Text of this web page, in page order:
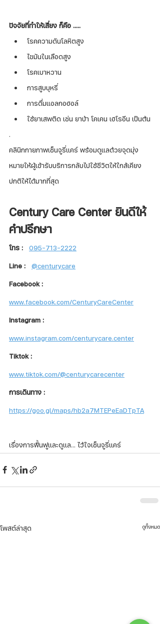
ปัจจัยที่ทำให้เสี่ยง ก็คือ …..
โรคความดันโลหิตสูง
ไขมันในเลือดสูง
โรคเบาหวาน
การสูบบุหรี่
การดื่มแอลกอฮอล์
ใช้ยาเสพติด เช่น ยาบ้า โคเคน เฮโรอีน เป็นต้น
.
คลินิกกายภาพเซ็นจูรี่แคร์ พร้อมดูแลด้วยจุดมุ่ง
หมายให้ผู้เข้ารับบริการกลับไปใช้ชีวิตให้ใกล้เคียง
ปกติให้ได้มากที่สุด
Century Care Center ยินดีให้
คำปรึกษา
โทร :
095-713-2222
Line :
@centurycare
Facebook :
www.facebook.com/CenturyCareCenter
Instagram :
www.instagram.com/centurycare.center
Tiktok :
www.tiktok.com/@centurycarecenter
การเดินทาง :
https://goo.gl/maps/hb2a7MTEPeEaDTpTA
เรื่องการฟื้นฟูและดูแล... ไว้ใจเซ็นจูรี่แคร์
โพสต์ล่าสุด ดูทั้งหมด